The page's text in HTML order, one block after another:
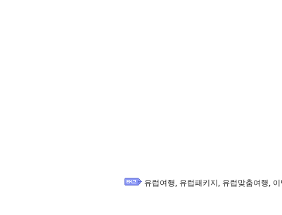
유럽여행 유럽패키지 유럽맞춤여행